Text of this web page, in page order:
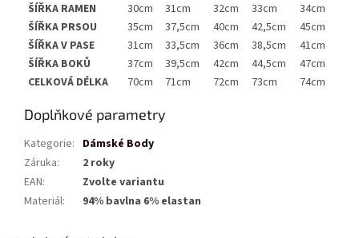
ŠÍŘKA RAMEN
30cm 31cm 32cm 33cm
34cm
ŠÍŘKA PRSOU
35cm 37,5cm 40cm 42,5cm
45cm
ŠÍŘKA V PASE
31cm 33,5cm 36cm 38,5cm
41cm
ŠÍŘKA BOKŮ
37cm 39,5cm 42cm 44,5cm
47cm
CELKOVÁ DÉLKA
70cm 71cm 72cm 73cm 74cm
Doplňkové parametry
Kategorie: Dámské Body
Záruka:
2 roky
EAN:
Zvolte variantu
Materiál: 94% bavlna 6% elastan